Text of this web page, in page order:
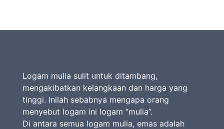
Logam mulia sulit untuk ditambang,
mengakibatkan kelangkaan dan harga yang
tinggi. Inilah sebabnya mengapa orang
menyebut logam ini logam “mulia”.
Di antara semua logam mulia, emas adalah